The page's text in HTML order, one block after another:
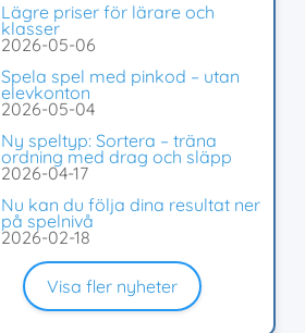
Lägre priser för lärare och
klasser
2026-05-06
Spela spel med pinkod – utan
elevkonton
2026-05-04
Ny speltyp: Sortera – träna
ordning med drag och släpp
2026-04-17
Nu kan du följa dina resultat ner
på spelnivå
2026-02-18
Visa fler nyheter